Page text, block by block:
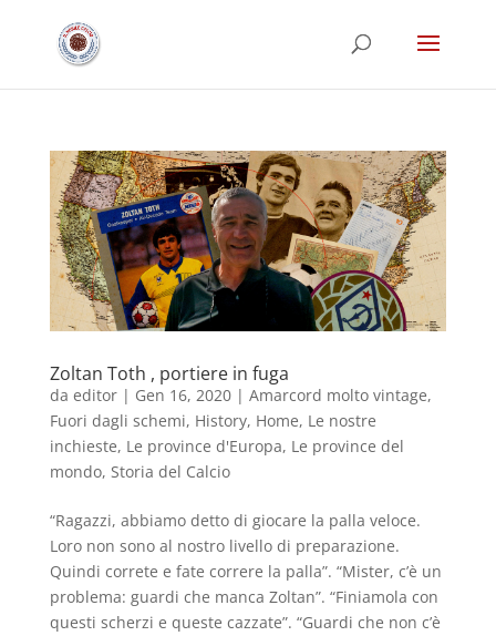
Zoltan Toth , portiere in fuga
da editor| Gen 16, 2020| Amarcord molto vintage,
Fuori dagli schemi, History, Home, Le nostre
inchieste, Le province d'Europa, Le province del
mondo, Storia del Calcio
“Ragazzi, abbiamo detto di giocare la palla veloce.
Loro non sono al nostro livello di preparazione.
Quindi correte e fate correre la palla”. “Mister, c’è un
problema: guardi che manca Zoltan”. “Finiamola con
questi scherzi e queste cazzate”. “Guardi che non c’è